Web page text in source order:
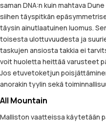
saman DNA:n kuin mahtava
siihen täyspitkän
täysin ainutlaatuinen luomus.
toisesta ulottuvuudesta ja
taskujen ansiosta takkia ei
voit huoletta heittää varusteet
Jos etuvetoketjun
anorakin tyylin sekä
All Mountain
Malliston vaatteissa käytetään